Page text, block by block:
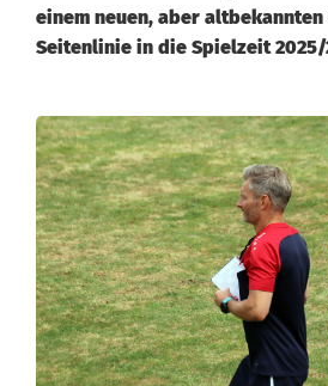
einem neuen, aber altbekannten
Seitenlinie in die Spielzeit 2025/
K
r
e
i
s
l